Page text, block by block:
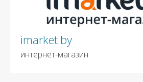
imarket.by
интернет-магазин